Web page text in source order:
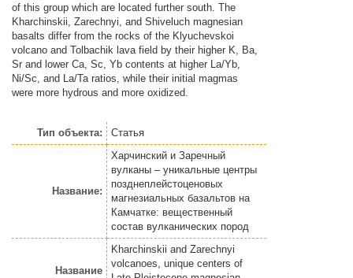
of this group which are located further south. The
Kharchinskii, Zarechnyi, and Shiveluch magnesian
basalts differ from the rocks of the Klyuchevskoi
volcano and Tolbachik lava field by their higher K, Ba,
Sr and lower Ca, Sc, Yb contents at higher La/Yb,
Ni/Sc, and La/Ta ratios, while their initial magmas
were more hydrous and more oxidized.
Тип объекта: Статья
Название:
Харчинский и Заречный
вулканы – уникальные центры
позднеплейстоценовых
магнезиальных базальтов на
Камчатке: вещественный
состав вулканических пород
Название
Kharchinskii and Zarechnyi
volcanoes, unique centers of